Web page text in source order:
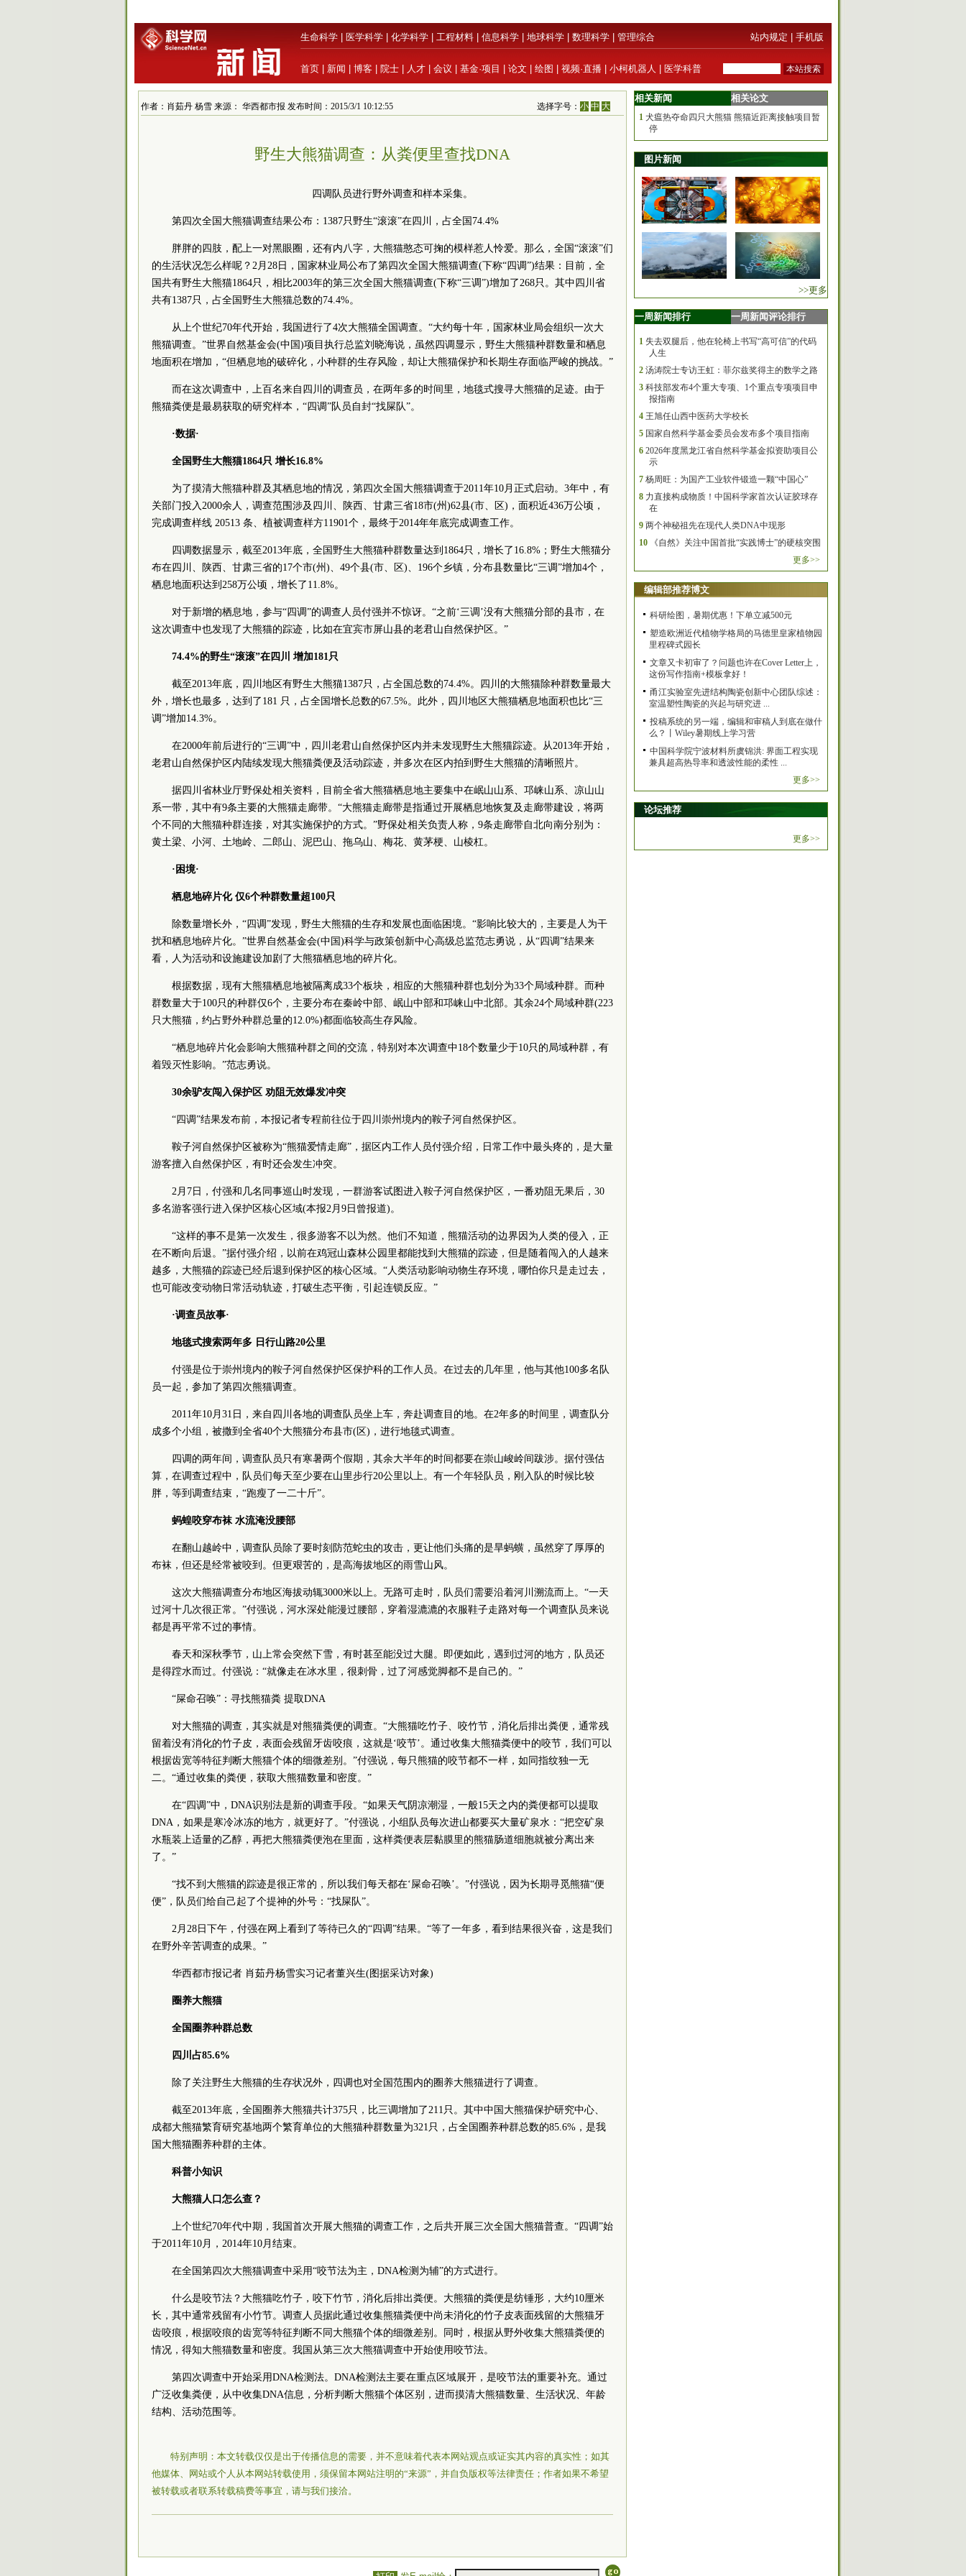
生命科学 医学科学 化学科学 工程材料 信息科学 地球科学 数理科学 管理综合 站内规定 手机版
首页 新闻 博客 院士 人才 会议 基金·项目 论文 绘图 视频·直播 小柯机器人 医学科普
作者：肖茹丹 杨雪 来源： 华西都市报 发布时间：2015/3/1 10:12:55 选择字号：小 中 大
野生大熊猫调查：从粪便里查找DNA
四调队员进行野外调查和样本采集。
第四次全国大熊猫调查结果公布：1387只野生“滚滚”在四川，占全国74.4%
胖胖的四肢，配上一对黑眼圈，还有内八字，大熊猫憨态可掬的模样惹人怜爱。那么，全国“滚滚”们
的生活状况怎么样呢？2月28日，国家林业局公布了第四次全国大熊猫调查(下称“四调”)结果：目前，全
国共有野生大熊猫1864只，相比2003年的第三次全国大熊猫调查(下称“三调”)增加了268只。其中四川省
共有1387只，占全国野生大熊猫总数的74.4%。
从上个世纪70年代开始，我国进行了4次大熊猫全国调查。“大约每十年，国家林业局会组织一次大
熊猫调查。”世界自然基金会(中国)项目执行总监刘晓海说，虽然四调显示，野生大熊猫种群数量和栖息
地面积在增加，“但栖息地的破碎化，小种群的生存风险，却让大熊猫保护和长期生存面临严峻的挑战。”
而在这次调查中，上百名来自四川的调查员，在两年多的时间里，地毯式搜寻大熊猫的足迹。由于
熊猫粪便是最易获取的研究样本，“四调”队员自封“找屎队”。
·数据·
全国野生大熊猫1864只 增长16.8%
为了摸清大熊猫种群及其栖息地的情况，第四次全国大熊猫调查于2011年10月正式启动。3年中，有
关部门投入2000余人，调查范围涉及四川、陕西、甘肃三省18市(州)62县(市、区)，面积近436万公顷，
完成调查样线 20513 条、植被调查样方11901个，最终于2014年年底完成调查工作。
四调数据显示，截至2013年底，全国野生大熊猫种群数量达到1864只，增长了16.8%；野生大熊猫分
布在四川、陕西、甘肃三省的17个市(州)、49个县(市、区)、196个乡镇，分布县数量比“三调”增加4个，
栖息地面积达到258万公顷，增长了11.8%。
对于新增的栖息地，参与“四调”的调查人员付强并不惊讶。“之前‘三调’没有大熊猫分部的县市，在
这次调查中也发现了大熊猫的踪迹，比如在宜宾市屏山县的老君山自然保护区。”
74.4%的野生“滚滚”在四川 增加181只
截至2013年底，四川地区有野生大熊猫1387只，占全国总数的74.4%。四川的大熊猫除种群数量最大
外，增长也最多，达到了181 只，占全国增长总数的67.5%。此外，四川地区大熊猫栖息地面积也比“三
调”增加14.3%。
在2000年前后进行的“三调”中，四川老君山自然保护区内并未发现野生大熊猫踪迹。从2013年开始，
老君山自然保护区内陆续发现大熊猫粪便及活动踪迹，并多次在区内拍到野生大熊猫的清晰照片。
据四川省林业厅野保处相关资料，目前全省大熊猫栖息地主要集中在岷山山系、邛崃山系、凉山山
系一带，其中有9条主要的大熊猫走廊带。“大熊猫走廊带是指通过开展栖息地恢复及走廊带建设，将两
个不同的大熊猫种群连接，对其实施保护的方式。”野保处相关负责人称，9条走廊带自北向南分别为：
黄土梁、小河、土地岭、二郎山、泥巴山、拖乌山、梅花、黄茅梗、山棱杠。
·困境·
栖息地碎片化 仅6个种群数量超100只
除数量增长外，“四调”发现，野生大熊猫的生存和发展也面临困境。“影响比较大的，主要是人为干
扰和栖息地碎片化。”世界自然基金会(中国)科学与政策创新中心高级总监范志勇说，从“四调”结果来
看，人为活动和设施建设加剧了大熊猫栖息地的碎片化。
根据数据，现有大熊猫栖息地被隔离成33个板块，相应的大熊猫种群也划分为33个局域种群。而种
群数量大于100只的种群仅6个，主要分布在秦岭中部、岷山中部和邛崃山中北部。其余24个局域种群(223
只大熊猫，约占野外种群总量的12.0%)都面临较高生存风险。
“栖息地碎片化会影响大熊猫种群之间的交流，特别对本次调查中18个数量少于10只的局域种群，有
着毁灭性影响。”范志勇说。
30余驴友闯入保护区 劝阻无效爆发冲突
“四调”结果发布前，本报记者专程前往位于四川崇州境内的鞍子河自然保护区。
鞍子河自然保护区被称为“熊猫爱情走廊”，据区内工作人员付强介绍，日常工作中最头疼的，是大量
游客擅入自然保护区，有时还会发生冲突。
2月7日，付强和几名同事巡山时发现，一群游客试图进入鞍子河自然保护区，一番劝阻无果后，30
多名游客强行进入保护区核心区域(本报2月9日曾报道)。
“这样的事不是第一次发生，很多游客不以为然。他们不知道，熊猫活动的边界因为人类的侵入，正
在不断向后退。”据付强介绍，以前在鸡冠山森林公园里都能找到大熊猫的踪迹，但是随着闯入的人越来
越多，大熊猫的踪迹已经后退到保护区的核心区域。“人类活动影响动物生存环境，哪怕你只是走过去，
也可能改变动物日常活动轨迹，打破生态平衡，引起连锁反应。”
·调查员故事·
地毯式搜索两年多 日行山路20公里
付强是位于崇州境内的鞍子河自然保护区保护科的工作人员。在过去的几年里，他与其他100多名队
员一起，参加了第四次熊猫调查。
2011年10月31日，来自四川各地的调查队员坐上车，奔赴调查目的地。在2年多的时间里，调查队分
成多个小组，被撒到全省40个大熊猫分布县市(区)，进行地毯式调查。
四调的两年间，调查队员只有寒暑两个假期，其余大半年的时间都要在崇山峻岭间跋涉。据付强估
算，在调查过程中，队员们每天至少要在山里步行20公里以上。有一个年轻队员，刚入队的时候比较
胖，等到调查结束，“跑瘦了一二十斤”。
蚂蝗咬穿布袜 水流淹没腰部
在翻山越岭中，调查队员除了要时刻防范蛇虫的攻击，更让他们头痛的是旱蚂蟥，虽然穿了厚厚的
布袜，但还是经常被咬到。但更艰苦的，是高海拔地区的雨雪山风。
这次大熊猫调查分布地区海拔动辄3000米以上。无路可走时，队员们需要沿着河川溯流而上。“一天
过河十几次很正常。”付强说，河水深处能漫过腰部，穿着湿漉漉的衣服鞋子走路对每一个调查队员来说
都是再平常不过的事情。
春天和深秋季节，山上常会突然下雪，有时甚至能没过大腿。即便如此，遇到过河的地方，队员还
是得蹚水而过。付强说：“就像走在冰水里，很刺骨，过了河感觉脚都不是自己的。”
“屎命召唤”：寻找熊猫粪 提取DNA
对大熊猫的调查，其实就是对熊猫粪便的调查。“大熊猫吃竹子、咬竹节，消化后排出粪便，通常残
留着没有消化的竹子皮，表面会残留牙齿咬痕，这就是‘咬节’。通过收集大熊猫粪便中的咬节，我们可以
根据齿宽等特征判断大熊猫个体的细微差别。”付强说，每只熊猫的咬节都不一样，如同指纹独一无
二。“通过收集的粪便，获取大熊猫数量和密度。”
在“四调”中，DNA识别法是新的调查手段。“如果天气阴凉潮湿，一般15天之内的粪便都可以提取
DNA，如果是寒冷冰冻的地方，就更好了。”付强说，小组队员每次进山都要买大量矿泉水：“把空矿泉
水瓶装上适量的乙醇，再把大熊猫粪便泡在里面，这样粪便表层黏膜里的熊猫肠道细胞就被分离出来
了。”
“找不到大熊猫的踪迹是很正常的，所以我们每天都在‘屎命召唤’。”付强说，因为长期寻觅熊猫“便
便”，队员们给自己起了个提神的外号：“找屎队”。
2月28日下午，付强在网上看到了等待已久的“四调”结果。“等了一年多，看到结果很兴奋，这是我们
在野外辛苦调查的成果。”
华西都市报记者 肖茹丹杨雪实习记者董兴生(图据采访对象)
圈养大熊猫
全国圈养种群总数
四川占85.6%
除了关注野生大熊猫的生存状况外，四调也对全国范围内的圈养大熊猫进行了调查。
截至2013年底，全国圈养大熊猫共计375只，比三调增加了211只。其中中国大熊猫保护研究中心、
成都大熊猫繁育研究基地两个繁育单位的大熊猫种群数量为321只，占全国圈养种群总数的85.6%，是我
国大熊猫圈养种群的主体。
科普小知识
大熊猫人口怎么查？
上个世纪70年代中期，我国首次开展大熊猫的调查工作，之后共开展三次全国大熊猫普查。“四调”始
于2011年10月，2014年10月结束。
在全国第四次大熊猫调查中采用“咬节法为主，DNA检测为辅”的方式进行。
什么是咬节法？大熊猫吃竹子，咬下竹节，消化后排出粪便。大熊猫的粪便是纺锤形，大约10厘米
长，其中通常残留有小竹节。调查人员据此通过收集熊猫粪便中尚未消化的竹子皮表面残留的大熊猫牙
齿咬痕，根据咬痕的齿宽等特征判断不同大熊猫个体的细微差别。同时，根据从野外收集大熊猫粪便的
情况，得知大熊猫数量和密度。我国从第三次大熊猫调查中开始使用咬节法。
第四次调查中开始采用DNA检测法。DNA检测法主要在重点区域展开，是咬节法的重要补充。通过
广泛收集粪便，从中收集DNA信息，分析判断大熊猫个体区别，进而摸清大熊猫数量、生活状况、年龄
结构、活动范围等。
特别声明：本文转载仅仅是出于传播信息的需要，并不意味着代表本网站观点或证实其内容的真实性；如其
他媒体、网站或个人从本网站转载使用，须保留本网站注明的“来源”，并自负版权等法律责任；作者如果不希望
被转载或者联系转载稿费等事宜，请与我们接洽。
相关新闻 相关论文
1 犬瘟热夺命四只大熊猫 熊猫近距离接触项目暂
停
图片新闻
>>更多
一周新闻排行 一周新闻评论排行
1 失去双腿后，他在轮椅上书写“高可信”的代码
人生
2 汤涛院士专访王虹：菲尔兹奖得主的数学之路
3 科技部发布4个重大专项、1个重点专项项目申
报指南
4 王旭任山西中医药大学校长
5 国家自然科学基金委员会发布多个项目指南
6 2026年度黑龙江省自然科学基金拟资助项目公
示
7 杨周旺：为国产工业软件锻造一颗“中国心”
8 力直接构成物质！中国科学家首次认证胶球存
在
9 两个神秘祖先在现代人类DNA中现形
10
《自然》关注中国首批“实践博士”的硬核突围
更多>>
编辑部推荐博文
科研绘图，暑期优惠！下单立减500元
塑造欧洲近代植物学格局的马德里皇家植物园
里程碑式园长
文章又卡初审了？问题也许在Cover Letter上，
这份写作指南+模板拿好！
甬江实验室先进结构陶瓷创新中心团队综述：
室温塑性陶瓷的兴起与研究进 ...
投稿系统的另一端，编辑和审稿人到底在做什
么？丨Wiley暑期线上学习营
中国科学院宁波材料所虞锦洪: 界面工程实现
兼具超高热导率和透波性能的柔性 ...
更多>>
论坛推荐
更多>>